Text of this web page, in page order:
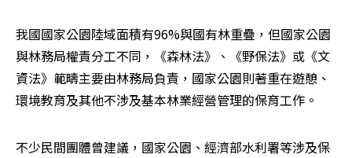
我國國家公園陸域面積有96%與國有林重疊，但國家公園
與林務局權責分工不同，《森林法》、《野保法》或《文
資法》範疇主要由林務局負責，國家公園則著重在遊憩、
環境教育及其他不涉及基本林業經營管理的保育工作。
不少民間團體曾建議，國家公園、經濟部水利署等涉及保